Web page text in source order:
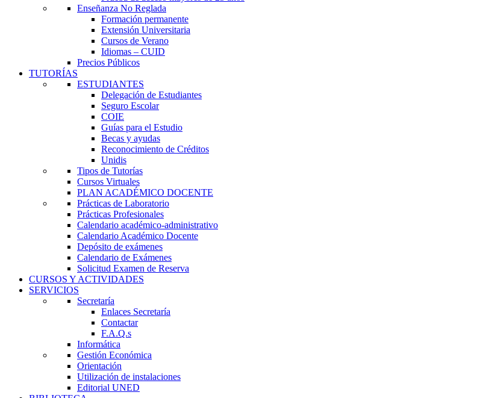
Enseñanza No Reglada
Formación permanente
Extensión Universitaria
Cursos de Verano
Idiomas – CUID
Precios Públicos
TUTORÍAS
ESTUDIANTES
Delegación de Estudiantes
Seguro Escolar
COIE
Guías para el Estudio
Becas y ayudas
Reconocimiento de Créditos
Unidis
Tipos de Tutorías
Cursos Virtuales
PLAN ACADÉMICO DOCENTE
Prácticas de Laboratorio
Prácticas Profesionales
Calendario académico-administrativo
Calendario Académico Docente
Depósito de exámenes
Calendario de Exámenes
Solicitud Examen de Reserva
CURSOS Y ACTIVIDADES
SERVICIOS
Secretaría
Enlaces Secretaría
Contactar
F.A.Q.s
Informática
Gestión Económica
Orientación
Utilización de instalaciones
Editorial UNED